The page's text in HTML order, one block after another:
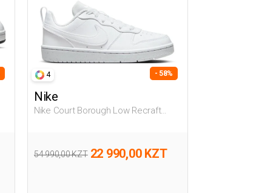
4 - 58%
Nike
Nike Court Borough Low Recraft
54 990,00 KZT 22 990,00 KZT